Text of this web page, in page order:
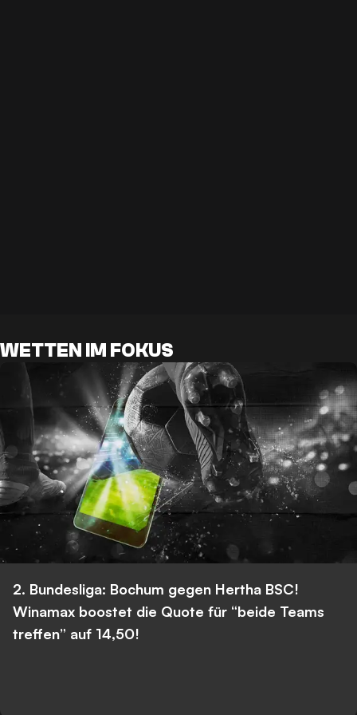
WETTEN IM FOKUS
2. Bundesliga: Bochum gegen Hertha BSC!
Winamax boostet die Quote für “beide Teams
treffen” auf 14,50!